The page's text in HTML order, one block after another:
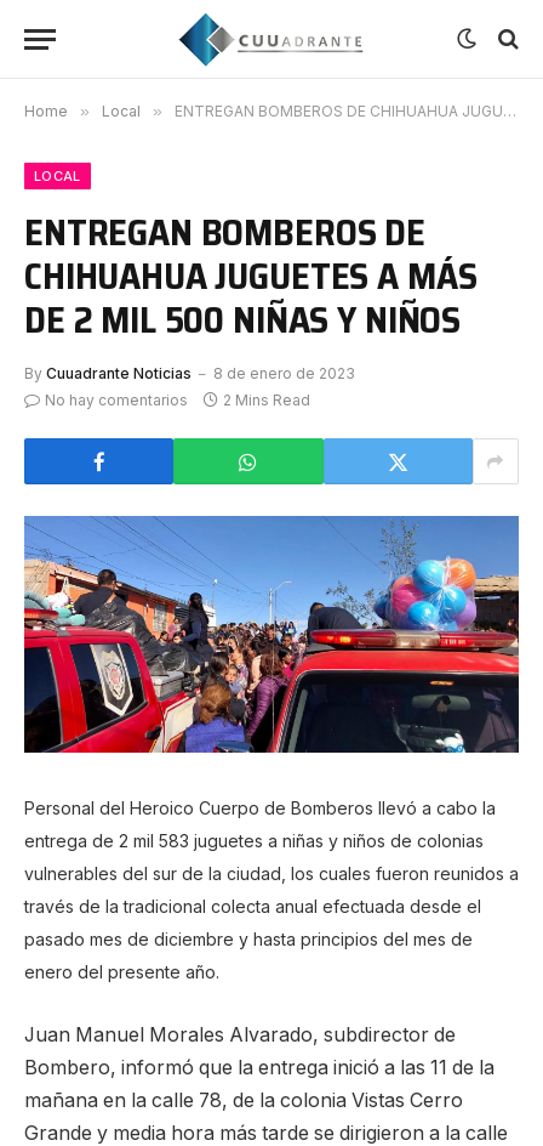
Home » Local » ENTREGAN BOMBEROS DE CHIHUAHUA JUGUETES A MÁS DE 2 MIL 500 NIÑAS Y NIÑOS
LOCAL
ENTREGAN BOMBEROS DE
CHIHUAHUA JUGUETES A MÁS
DE 2 MIL 500 NIÑAS Y NIÑOS
By Cuuadrante Noticias
8 de enero de 2023
No hay comentarios
2 Mins Read
Personal del Heroico Cuerpo de Bomberos llevó a cabo la
entrega de 2 mil 583 juguetes a niñas y niños de colonias
vulnerables del sur de la ciudad, los cuales fueron reunidos a
través de la tradicional colecta anual efectuada desde el
pasado mes de diciembre y hasta principios del mes de
enero del presente año.
Juan Manuel Morales Alvarado, subdirector de
Bombero, informó que la entrega inició a las 11 de la
mañana en la calle 78, de la colonia Vistas Cerro
Grande y media hora más tarde se dirigieron a la calle